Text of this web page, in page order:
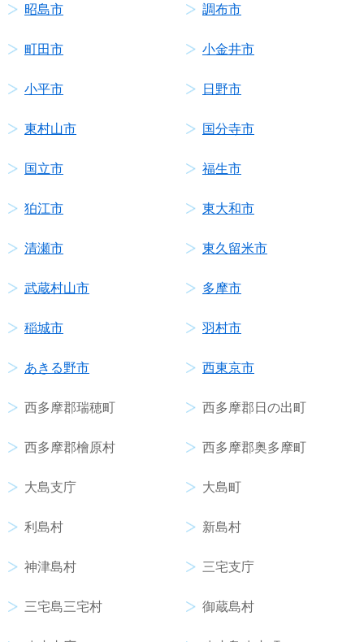
昭島市 調布市
町田市 小金井市
小平市 日野市
東村山市 国分寺市
国立市 福生市
狛江市 東大和市
清瀬市 東久留米市
武蔵村山市 多摩市
稲城市 羽村市
あきる野市 西東京市
西多摩郡瑞穂町 西多摩郡日の出町
西多摩郡檜原村 西多摩郡奥多摩町
大島支庁 大島町
利島村 新島村
神津島村 三宅支庁
三宅島三宅村 御蔵島村